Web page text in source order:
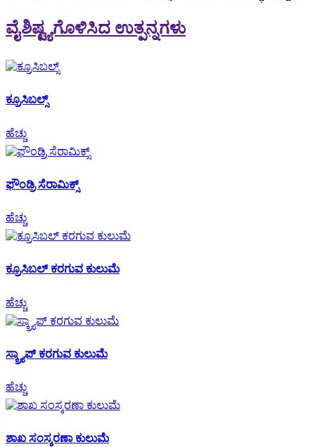
ವೈಶಿಷ್ಟ್ಯಗೊಳಿಸಿದ ಉತ್ಪನ್ನಗಳು
ಕ್ರೂಸಿಬಲ್ಸ್
ಹೆಚ್ಚು
ಫೌಂಡ್ರಿ ಸೆರಾಮಿಕ್ಸ್
ಹೆಚ್ಚು
ಕ್ರೂಸಿಬಲ್ ಕರಗುವ ಕುಲುಮೆ
ಹೆಚ್ಚು
ಸ್ಕ್ರ್ಯಾಪ್ ಕರಗುವ ಕುಲುಮೆ
ಹೆಚ್ಚು
ಶಾಖ ಸಂಸ್ಕರಣಾ ಕುಲುಮೆ